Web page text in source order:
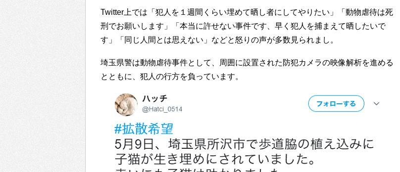
Twitter上では「犯人を１週間くらい埋めて晒し者にしてやりたい」「動物虐待は死
刑でお願いします」「本当に許せない事件です、早く犯人を捕まえて晒したいで
す」「同じ人間とは思えない」などと怒りの声が多数見られまし。
埼玉県警は動物虐待事件として、周囲に設置された防犯カメラの映像解析を進める
とともに、犯人の行方を負っています。